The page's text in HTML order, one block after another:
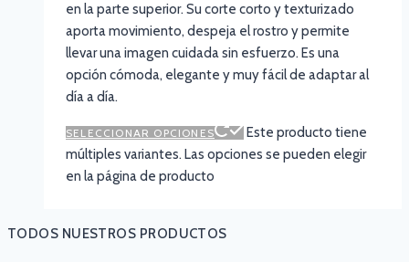
en la parte superior. Su corte corto y texturizado
aporta movimiento, despeja el rostro y permite
llevar una imagen cuidada sin esfuerzo. Es una
opción cómoda, elegante y muy fácil de adaptar al
día a día.
SELECCIONAR OPCIONES
Este producto tiene
múltiples variantes. Las opciones se pueden elegir
en la página de producto
TODOS NUESTROS PRODUCTOS